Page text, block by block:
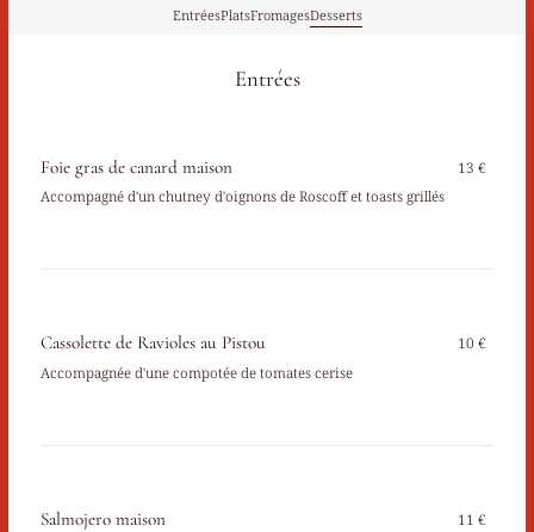
EntréesPlatsFromagesDesserts
Entrées
Foie gras de canard maison
Accompagné d'un chutney d'oignons de Roscoff et toasts grillés
13 €
Cassolette de Ravioles au Pistou
Accompagnée d'une compotée de tomates cerise
10 €
Salmojero maison 11 €